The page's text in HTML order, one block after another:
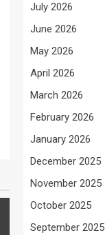
July 2026
June 2026
May 2026
April 2026
March 2026
February 2026
January 2026
December 2025
November 2025
October 2025
September 2025